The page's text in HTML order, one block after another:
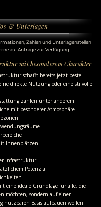
& Unterlagen
Zahlen und Unterlagenstellen
auf Anfrage zur Verfügung.
mit besonderem Charakter
schafft bereits jetzt beste
direkte Nutzung oder eine stilvolle
zählen unter anderem:
mit besonderer Atmosphäre
Innenplätzen
Infrastruktur
Potenzial
eine ideale Grundlage für alle, die
möchten, sondern auf einer
nutzbaren Basis aufbauen wollen.